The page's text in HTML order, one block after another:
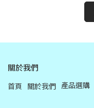
關於我們
首頁 關於我們 產品選購